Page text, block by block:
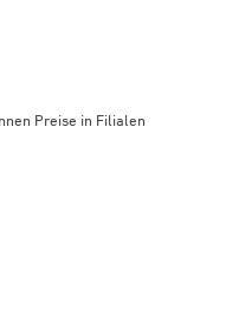
Preise in Filialen